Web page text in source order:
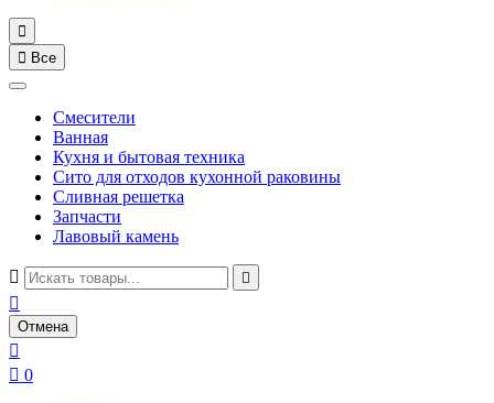

 Все
Смесители
Ванная
Кухня и бытовая техника
Сито для отходов кухонной раковины
Сливная решетка
Запчасти
Лавовый камень
 

Отмена

 0